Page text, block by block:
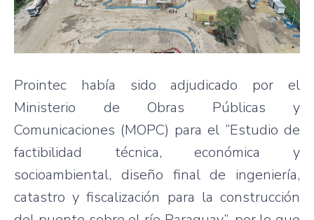
Prointec había sido adjudicado por el
Ministerio de Obras Públicas y
Comunicaciones (MOPC) para el “Estudio de
factibilidad técnica, económica y
socioambiental, diseño final de ingeniería,
catastro y fiscalización para la construcción